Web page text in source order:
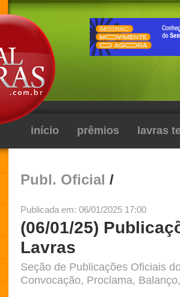
início prêmios lavras
Publ. Oficial /
Publicada em: 06/01/2025 17:00
(06/01/25)
Lavras
Seção de Publicações Oficiais
Convocação, Proclama,